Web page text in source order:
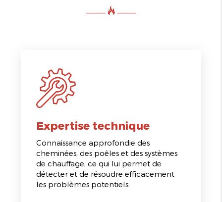
Expertise technique
Connaissance approfondie des
cheminées, des poêles et des systèmes
de chauffage, ce qui lui permet de
détecter et de résoudre efficacement
les problèmes potentiels.